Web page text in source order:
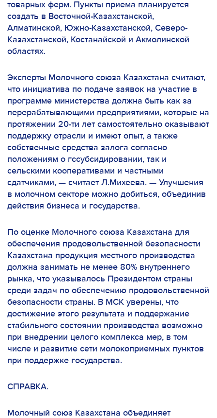
товарных ферм. Пункты приема планируется
создать в Восточной-Казахстанской,
Алматинской, Южно-Казахстанской, Северо-
Казахстанской, Костанайской и Акмолинской
областях.
Эксперты Молочного союза Казахстана считают,
что инициатива по подаче заявок на участие в
программе министерства должна быть как за
перерабатывающими предприятиями, которые на
протяжении 20-ти лет самостоятельно оказывают
поддержку отрасли и имеют опыт, а также
собственные средства залога согласно
положениям о гссубсидировании, так и
сельскими кооперативами и частными
сдатчиками, — считает Л.Михеева. — Улучшения
в молочном секторе можно добиться, объединив
действия бизнеса и государства.
По оценке Молочного союза Казахстана для
обеспечения продовольственной безопасности
Казахстана продукция местного производства
должна занимать не менее 80% внутреннего
рынка, что указывалось Президентом страны
среди задач по обеспечению продовольственной
безопасности страны. В МСК уверены, что
достижение этого результата и поддержание
стабильного состоянии производства возможно
при внедрении целого комплекса мер, в том
числе и развитие сети молокоприемных пунктов
при поддержке государства.
СПРАВКА.
Молочный союз Казахстана объединяет